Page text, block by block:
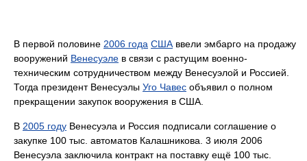
В первой половине 2006 года США ввели эмбарго на продажу
вооружений Венесуэле в связи с растущим военно-
техническим сотрудничеством между Венесуэлой и Россией.
Тогда президент Венесуэлы Уго Чавес объявил о полном
прекращении закупок вооружения в США.
В 2005 году Венесуэла и Россия подписали соглашение о
закупке 100 тыс. автоматов Калашникова. 3 июля 2006
Венесуэла заключила контракт на поставку ещё 100 тыс.